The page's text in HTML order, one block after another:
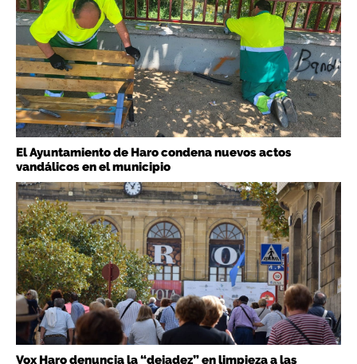
El Ayuntamiento de Haro condena nuevos actos
vandálicos en el municipio
Vox Haro denuncia la “dejadez” en limpieza a las